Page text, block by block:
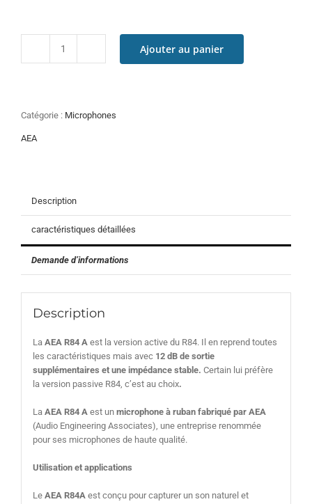
quantité
Ajouter au panier
Catégorie : Microphones
AEA
Description
caractéristiques détaillées
Demande d’informations
Description
La AEA R84 A est la version active du R84. Il en reprend toutes
les caractéristiques mais avec 12 dB de sortie
supplémentaires et une impédance stable. Certain lui préfère
la version passive R84, c’est au choix.
La AEA R84 A est un microphone à ruban fabriqué par AEA
(Audio Engineering Associates), une entreprise renommée
pour ses microphones de haute qualité.
Utilisation et applications
Le AEA R84A est conçu pour capturer un son naturel et